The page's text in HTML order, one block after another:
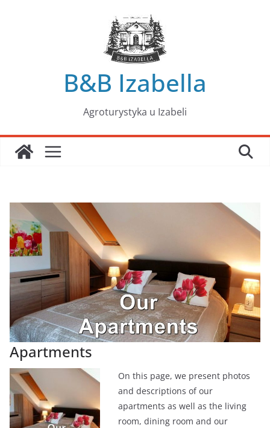
B&B Izabella
Agroturystyka u Izabeli
Apartments
On this page, we present photos
and descriptions of our
apartments as well as the living
room, dining room and our